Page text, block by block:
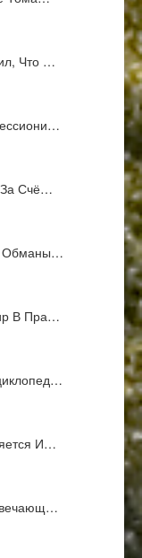
Что …
За Счё…
Обманы…
В Пра…
И…